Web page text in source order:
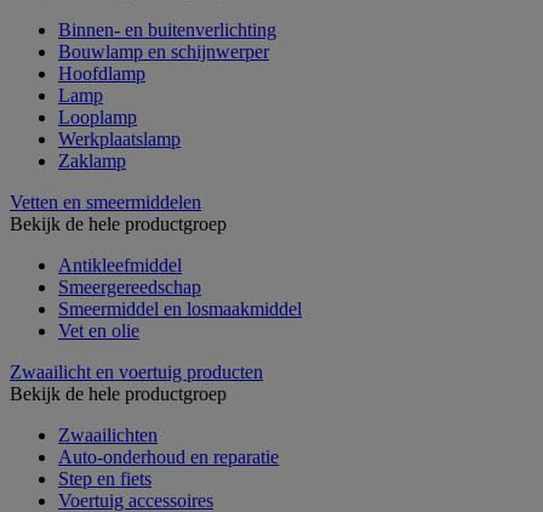
Binnen- en buitenverlichting
Bouwlamp en schijnwerper
Hoofdlamp
Lamp
Looplamp
Werkplaatslamp
Zaklamp
Vetten en smeermiddelen
Bekijk de hele productgroep
Antikleefmiddel
Smeergereedschap
Smeermiddel en losmaakmiddel
Vet en olie
Zwaailicht en voertuig producten
Bekijk de hele productgroep
Zwaailichten
Auto-onderhoud en reparatie
Step en fiets
Voertuig accessoires